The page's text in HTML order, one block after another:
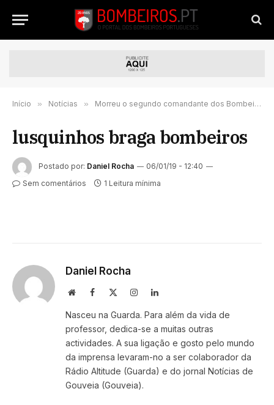
Início » Notícias » Morreu o segundo comandante dos Bombeiros de Braga
lusquinhos braga bombeiros
Postado por: Daniel Rocha
06/01/19 - 12:40
Sem comentários
1 Leitura mínima
Daniel Rocha
WebsiteFacebook InstagramLinkedIn
Nasceu na Guarda. Para além da vida de
professor, dedica-se a muitas outras
actividades. A sua ligação e gosto pelo mundo
da imprensa levaram-no a ser colaborador da
Rádio Altitude (Guarda) e do jornal Notícias de
Gouveia (Gouveia).